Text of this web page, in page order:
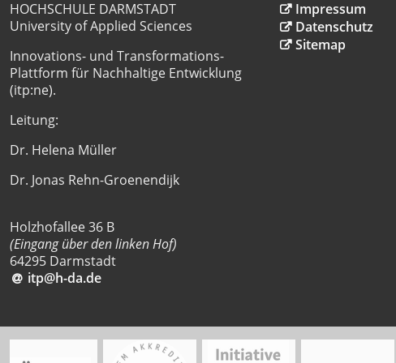
HOCHSCHULE DARMSTADT
University of Applied Sciences
Innovations- und Transformations-
Plattform für Nachhaltige Entwicklung
(itp:ne).
Leitung:
Dr. Helena Müller
Dr. Jonas Rehn-Groenendijk
Holzhofallee 36 B
(Eingang über den linken Hof)
64295 Darmstadt
itp@h-da.de
Impressum
Datenschutz
Sitemap